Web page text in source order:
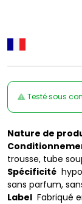
Testé sous
Nature de
trousse, tube
Spécificité
sans parfum,
Label Fabriqué